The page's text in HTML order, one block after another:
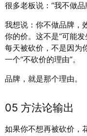
很多老板说：“我不做
我想说：你不做品牌
你的价。这不是“可能
每天被砍价，不是因为
一个“不砍价的理由”。
品牌，就是那个理由。
05 方法论输出
如果你不想再被砍价，